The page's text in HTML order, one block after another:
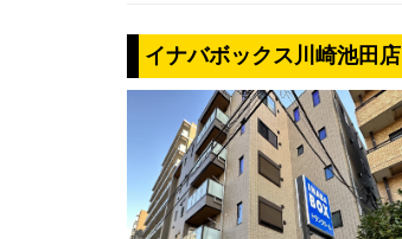
イナバボックス川崎池田店